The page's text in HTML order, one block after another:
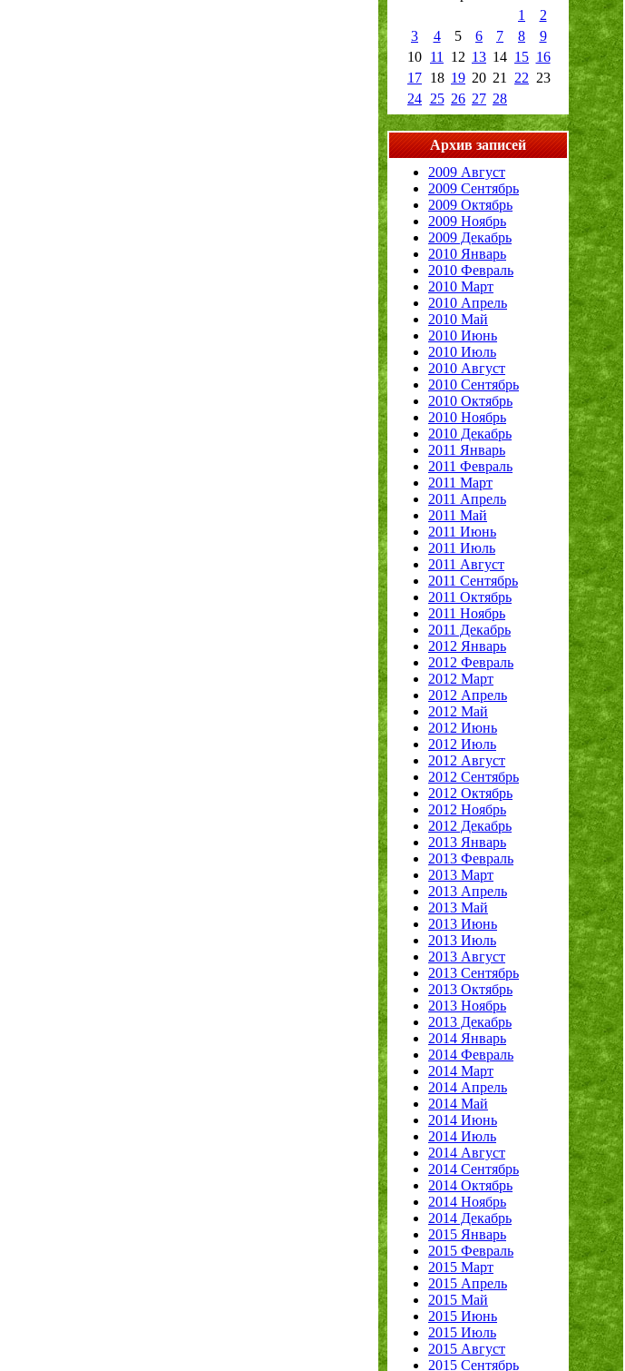
1
2
3
4 5 6 7 8
9
10 11 12 13 14 15 16
17 18 19 20 21 22 23
24 25 26 27 28
Архив записей
2009 Август
2009 Сентябрь
2009 Октябрь
2009 Ноябрь
2009 Декабрь
2010 Январь
2010 Февраль
2010 Март
2010 Апрель
2010 Май
2010 Июнь
2010 Июль
2010 Август
2010 Сентябрь
2010 Октябрь
2010 Ноябрь
2010 Декабрь
2011 Январь
2011 Февраль
2011 Март
2011 Апрель
2011 Май
2011 Июнь
2011 Июль
2011 Август
2011 Сентябрь
2011 Октябрь
2011 Ноябрь
2011 Декабрь
2012 Январь
2012 Февраль
2012 Март
2012 Апрель
2012 Май
2012 Июнь
2012 Июль
2012 Август
2012 Сентябрь
2012 Октябрь
2012 Ноябрь
2012 Декабрь
2013 Январь
2013 Февраль
2013 Март
2013 Апрель
2013 Май
2013 Июнь
2013 Июль
2013 Август
2013 Сентябрь
2013 Октябрь
2013 Ноябрь
2013 Декабрь
2014 Январь
2014 Февраль
2014 Март
2014 Апрель
2014 Май
2014 Июнь
2014 Июль
2014 Август
2014 Сентябрь
2014 Октябрь
2014 Ноябрь
2014 Декабрь
2015 Январь
2015 Февраль
2015 Март
2015 Апрель
2015 Май
2015 Июнь
2015 Июль
2015 Август
2015 Сентябрь